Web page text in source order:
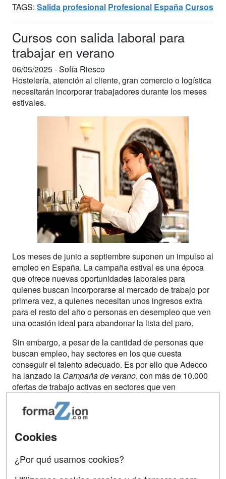
TAGS: Salida profesional Profesional España Cursos
Cursos con salida laboral para
trabajar en verano
06/05/2025 -Sofía Riesco
Hostelería, atención al cliente, gran comercio o logística
necesitarán incorporar trabajadores durante los meses
estivales.
Los meses de junio a septiembre suponen un impulso al
empleo en España. La campaña estival es una época
que ofrece nuevas oportunidades laborales para
quienes buscan incorporarse al mercado de trabajo por
primera vez, a quienes necesitan unos ingresos extra
para el resto del año o personas en desempleo que ven
una ocasión ideal para abandonar la lista del paro.
Sin embargo, a pesar de la cantidad de personas que
buscan empleo, hay sectores en los que cuesta
conseguir el talento adecuado. Es por ello que Adecco
ha lanzado la Campaña de verano, con más de 10.000
ofertas de trabajo activas en sectores que ven
meses. Son los de hostelería y turismo,
comercio y gran consumo, logística,
(área de producción).
puedeshacer un curso online
Cookies
¿Por qué usamos cookies?